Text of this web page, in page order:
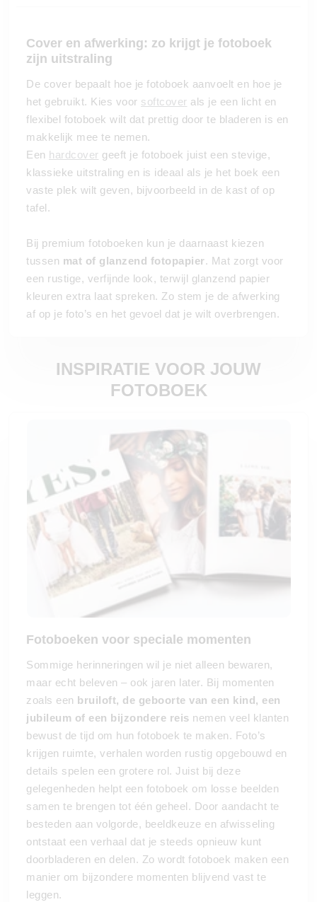
Cover en afwerking: zo krijgt je fotoboek
zijn uitstraling
De cover bepaalt hoe je fotoboek aanvoelt en hoe je
het gebruikt. Kies voor softcover als je een licht en
flexibel fotoboek wilt dat prettig door te bladeren is en
makkelijk mee te nemen.
Een hardcover geeft je fotoboek juist een stevige,
klassieke uitstraling en is ideaal als je het boek een
vaste plek wilt geven, bijvoorbeeld in de kast of op
tafel.
Bij premium fotoboeken kun je daarnaast kiezen
tussen mat of glanzend fotopapier. Mat zorgt voor
een rustige, verfijnde look, terwijl glanzend papier
kleuren extra laat spreken. Zo stem je de afwerking
af op je foto’s en het gevoel dat je wilt overbrengen.
INSPIRATIE VOOR JOUW
FOTOBOEK
Fotoboeken voor speciale momenten
Sommige herinneringen wil je niet alleen bewaren,
maar echt beleven – ook jaren later. Bij momenten
zoals een bruiloft, de geboorte van een kind, een
jubileum of een bijzondere reis nemen veel klanten
bewust de tijd om hun fotoboek te maken. Foto’s
krijgen ruimte, verhalen worden rustig opgebouwd en
details spelen een grotere rol. Juist bij deze
gelegenheden helpt een fotoboek om losse beelden
samen te brengen tot één geheel. Door aandacht te
besteden aan volgorde, beeldkeuze en afwisseling
ontstaat een verhaal dat je steeds opnieuw kunt
doorbladeren en delen. Zo wordt fotoboek maken een
manier om bijzondere momenten blijvend vast te
leggen.